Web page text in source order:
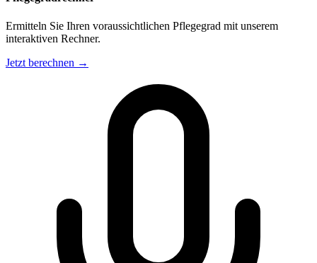
Ermitteln Sie Ihren voraussichtlichen Pflegegrad mit unserem
interaktiven Rechner.
Jetzt berechnen →